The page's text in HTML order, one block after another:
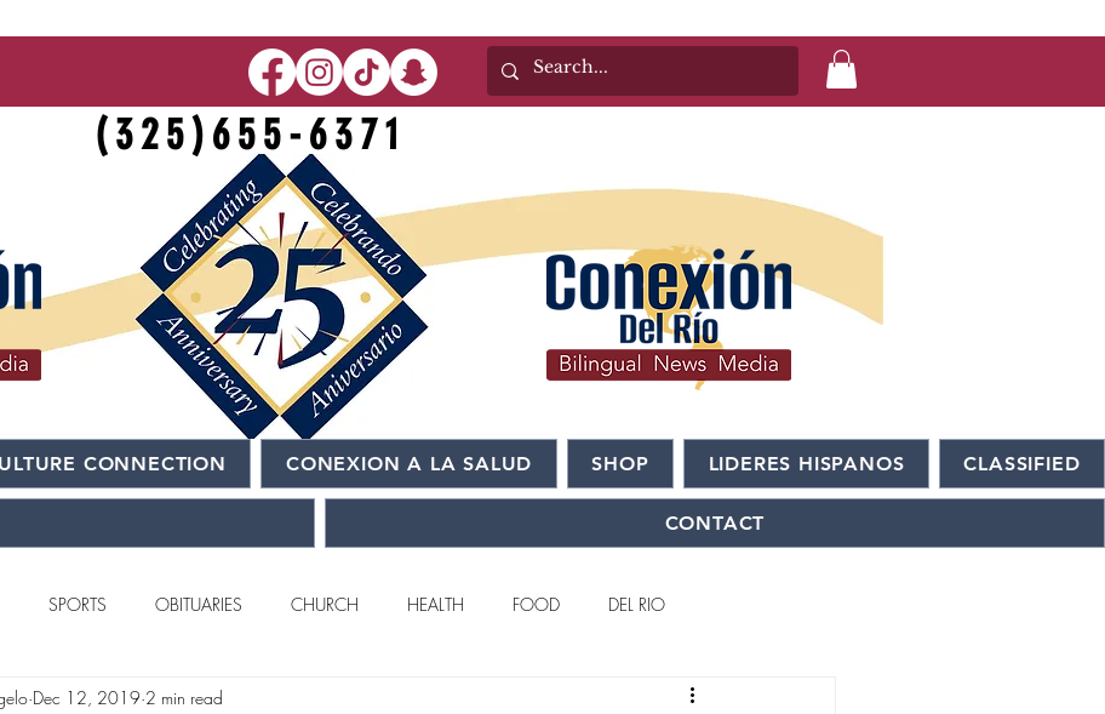
(325)655-6371
CONNECTION CONEXION A LA SALUD SHOP LIDERES HISPANOS CLASSIFIED
CONTACT
SPORTS OBITUARIES CHURCH HEALTH FOOD DEL RIO
ANGELO INTERNATIONAL
Dec 12, 2019 2 min read